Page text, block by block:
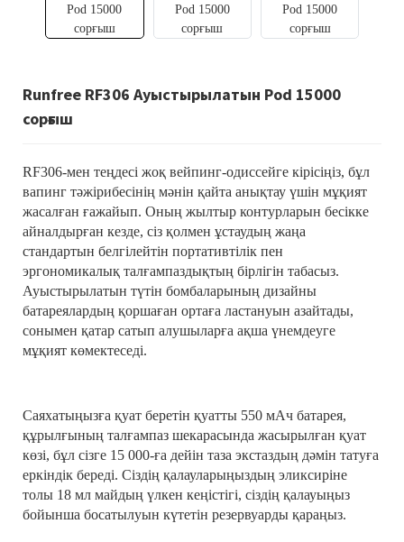
Runfree RF306 Ауыстырылатын Pod 15000
сорғыш
RF306-мен теңдесі жоқ вейпинг-одиссейге кірісіңіз, бұл
вапинг тәжірибесінің мәнін қайта анықтау үшін мұқият
жасалған ғажайып. Оның жылтыр контурларын бесікке
айналдырған кезде, сіз қолмен ұстаудың жаңа
стандартын белгілейтін портативтілік пен
эргономикалық талғампаздықтың бірлігін табасыз.
Ауыстырылатын түтін бомбаларының дизайны
батареялардың қоршаған ортаға ластануын азайтады,
сонымен қатар сатып алушыларға ақша үнемдеуге
мұқият көмектеседі.
Саяхатыңызға қуат беретін қуатты 550 мАч батарея,
құрылғының талғампаз шекарасында жасырылған қуат
көзі, бұл сізге 15 000-ға дейін таза экстаздың дәмін татуға
еркіндік береді. Сіздің қалауларыңыздың эликсиріне
толы 18 мл майдың үлкен кеңістігі, сіздің қалауыңыз
бойынша босатылуын күтетін резервуарды қараңыз.